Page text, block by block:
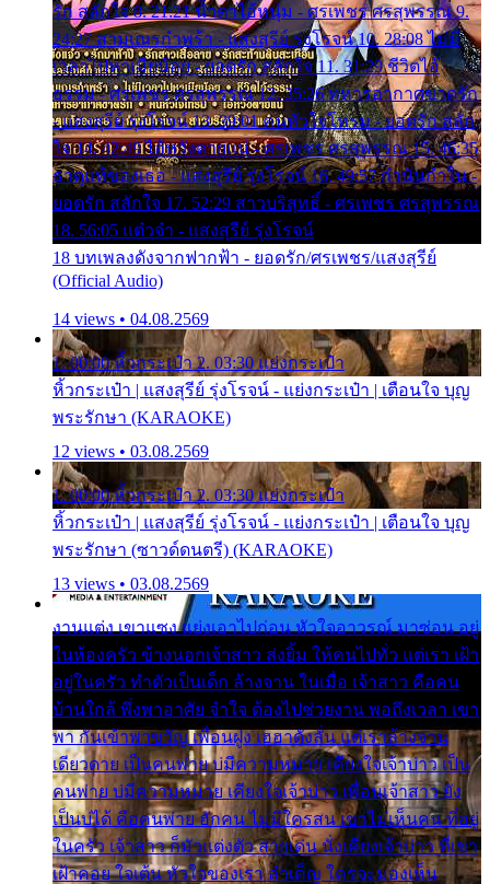
รัก สลักใจ 8. 21:21 น้ำตาไอ้หนุ่ม - ศรเพชร ศรสุพรรณ 9.
24:27 สามเณรกำพร้า - แสงสุรีย์ รุ่งโรจน์ 10. 28:08 ไม่มี
เวลาไปหาเมียน้อย - ยอดรัก สลักใจ 11. 31:29 ชีวิตไอ้
ธรรม - ศรเพชร ศรสุพรรณ 12. 35:26 ทหารอากาศขาดรัก
- แสงสุรีย์ รุ่งโรจน์ 13. 39:01 คนหัวใจโทรม - ยอดรัก สลัก
ใจ 14. 42:49 ไอ้หวังตายแน่ - ศรเพชร ศรสุพรรณ 15. 46:35
ธาตุแท้ของเธอ - แสงสุรีย์ รุ่งโรจน์ 16. 49:57 กำนันกำใน -
ยอดรัก สลักใจ 17. 52:29 สาวบริสุทธิ์ - ศรเพชร ศรสุพรรณ
18. 56:05 แต๋วจ๋า - แสงสุรีย์ รุ่งโรจน์
18 บทเพลงดังจากฟากฟ้า - ยอดรัก/ศรเพชร/แสงสุรีย์
(Official Audio)
14 views • 04.08.2569
1. 00:00 หิ้วกระเป๋า 2. 03:30 แย่งกระเป๋า
หิ้วกระเป๋า | แสงสุรีย์ รุ่งโรจน์ - แย่งกระเป๋า | เตือนใจ บุญ
พระรักษา (KARAOKE)
12 views • 03.08.2569
1. 00:00 หิ้วกระเป๋า 2. 03:30 แย่งกระเป๋า
หิ้วกระเป๋า | แสงสุรีย์ รุ่งโรจน์ - แย่งกระเป๋า | เตือนใจ บุญ
พระรักษา (ซาวด์ดนตรี) (KARAOKE)
13 views • 03.08.2569
งานแต่ง เขาแซง แย่งเอาไปก่อน หัวใจอาวรณ์ มาซ่อน อยู่
ในห้องครัว ข้างนอกเจ้าสาว ส่งยิ้ม ให้คนไปทั่ว แต่เรา เฝ้า
อยู่ในครัว ทำตัวเป็นเด็ก ล้างจาน ในเมื่อ เจ้าสาว คือคน
บ้านใกล้ พึ่งพาอาศัย จำใจ ต้องไปช่วยงาน พอถึงเวลา เขา
พา กันเข้าพาขวัญ เพื่อนฝูง เฮฮาดังลั่น แต่เราล้างจาน
เดียวดาย เป็นคนพ่าย บ่มีความหมาย เคียงใจเจ้าบ่าว เป็น
คนพ่าย บ่มีความหมาย เคียงใจเจ้าบ่าว เพื่อนเจ้าสาว ยัง
เป็นบ่ได้ คือคนพ่าย ฮักคน ไม่มีใครสน เขาไม่เห็นคน ที่อยู่
ในครัว เจ้าสาว ก็มัวแต่งตัว สวยเด่น นั่งเคียงเจ้าบ่าว ที่เขา
เฝ้าคอย ใจเต้น หัวใจของเรา ลำเค็ญ ใครจะมองเห็น